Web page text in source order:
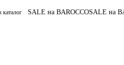
SALE на BAROCCOSALE на BAROCCO